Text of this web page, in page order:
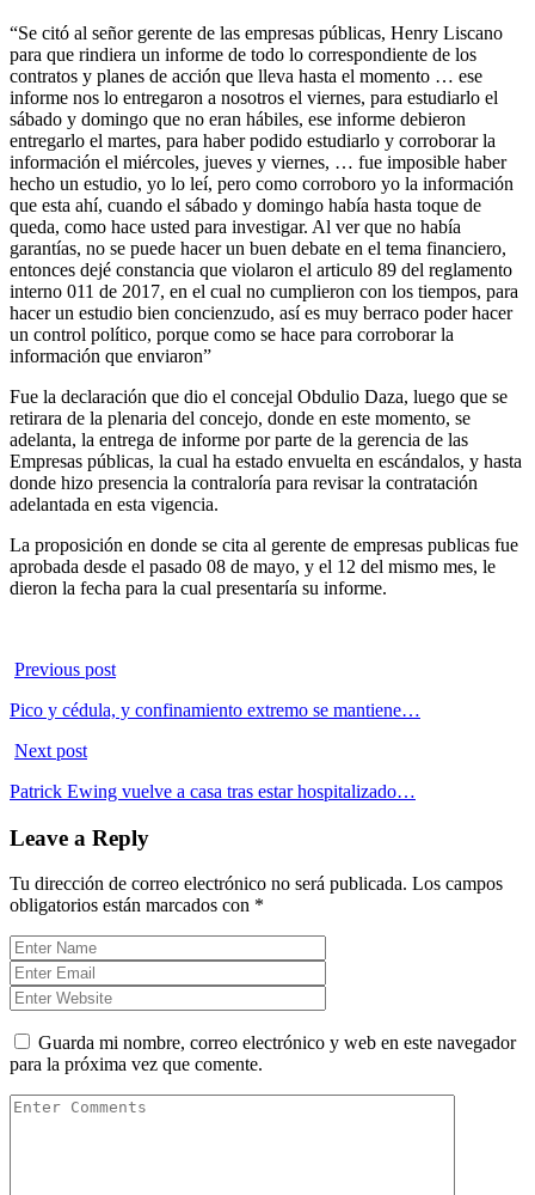
“Se citó al señor gerente de las empresas públicas, Henry Liscano
para que rindiera un informe de todo lo correspondiente de los
contratos y planes de acción que lleva hasta el momento … ese
informe nos lo entregaron a nosotros el viernes, para estudiarlo el
sábado y domingo que no eran hábiles, ese informe debieron
entregarlo el martes, para haber podido estudiarlo y corroborar la
información el miércoles, jueves y viernes, … fue imposible haber
hecho un estudio, yo lo leí, pero como corroboro yo la información
que esta ahí, cuando el sábado y domingo había hasta toque de
queda, como hace usted para investigar. Al ver que no había
garantías, no se puede hacer un buen debate en el tema financiero,
entonces dejé constancia que violaron el articulo 89 del reglamento
interno 011 de 2017, en el cual no cumplieron con los tiempos, para
hacer un estudio bien concienzudo, así es muy berraco poder hacer
un control político, porque como se hace para corroborar la
información que enviaron”
Fue la declaración que dio el concejal Obdulio Daza, luego que se
retirara de la plenaria del concejo, donde en este momento, se
adelanta, la entrega de informe por parte de la gerencia de las
Empresas públicas, la cual ha estado envuelta en escándalos, y hasta
donde hizo presencia la contraloría para revisar la contratación
adelantada en esta vigencia.
La proposición en donde se cita al gerente de empresas publicas fue
aprobada desde el pasado 08 de mayo, y el 12 del mismo mes, le
dieron la fecha para la cual presentaría su informe.
Previous post
Pico y cédula, y confinamiento extremo se mantiene…
Next post
Patrick Ewing vuelve a casa tras estar hospitalizado…
Leave a Reply
Tu dirección de correo electrónico no será publicada. Los campos
obligatorios están marcados con *
Guarda mi nombre, correo electrónico y web en este navegador
para la próxima vez que comente.